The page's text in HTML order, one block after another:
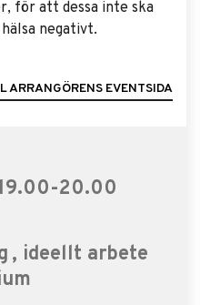
20.00
, ideellt arbete
för att dessa inte ska
negativt.
ARRANGÖRENS EVENTSIDA